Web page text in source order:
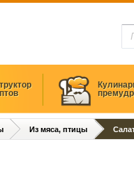
Из мяса, птицы